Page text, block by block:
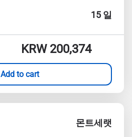
15 일
KRW 200,374
Add to cart
몬트세랫